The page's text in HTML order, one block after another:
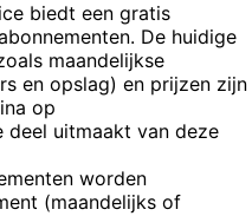
biedt een gratis
De huidige
maandelijkse
en opslag) en prijzen zijn
op
deel uitmaakt van deze
worden
(maandelijks of